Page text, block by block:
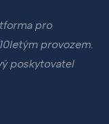
pro
provozem.
poskytovatel